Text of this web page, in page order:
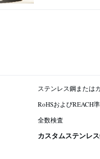
ステンレス鋼または
RoHSおよびREACH
全数検査
カスタムステンレ